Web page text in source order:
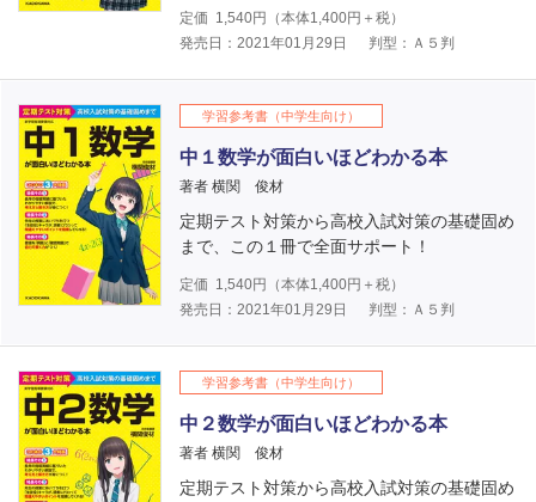
定価 1,540円（本体1,400円＋税）
発売日：2021年01月29日
判型：Ａ５判
学習参考書（中学生向け）
中１数学が面白いほどわかる本
著者 横関 俊材
定期テスト対策から高校入試対策の基礎固め
まで、この１冊で全面サポート！
定価 1,540円（本体1,400円＋税）
発売日：2021年01月29日
判型：Ａ５判
学習参考書（中学生向け）
中２数学が面白いほどわかる本
著者 横関 俊材
定期テスト対策から高校入試対策の基礎固め